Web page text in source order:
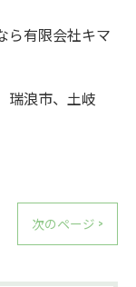
ら有限会社キマ
瑞浪市、土岐
次のページ >